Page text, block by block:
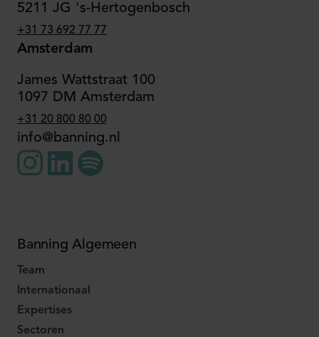
5211 JG 's-Hertogenbosch
+31 73 692 77 77
Amsterdam
James Wattstraat 100
1097 DM Amsterdam
+31 20 800 80 00
info@banning.nl
Banning Algemeen
Team
Internationaal
Expertises
Sectoren